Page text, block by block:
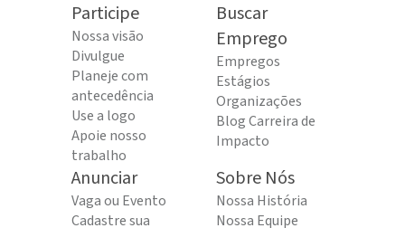
Participe
Nossa visão
Divulgue
Planeje com
antecedência
Use a logo
Apoie nosso
trabalho
Buscar
Emprego
Empregos
Estágios
Organizações
Blog Carreira de
Impacto
Anunciar
Vaga ou Evento
Cadastre sua
Sobre Nós
Nossa História
Nossa Equipe